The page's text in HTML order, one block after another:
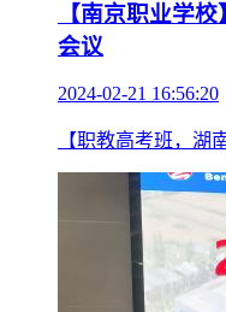
【南京职业学
会议
2024-02-21 16:56:20
【职教高考班，湖